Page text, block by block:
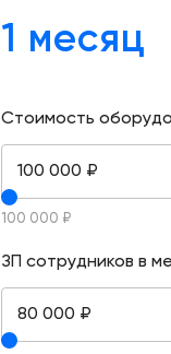
1 месяц
Стоимость
100 000 ₽
100 000 ₽
ЗП сотрудников в
80 000 ₽